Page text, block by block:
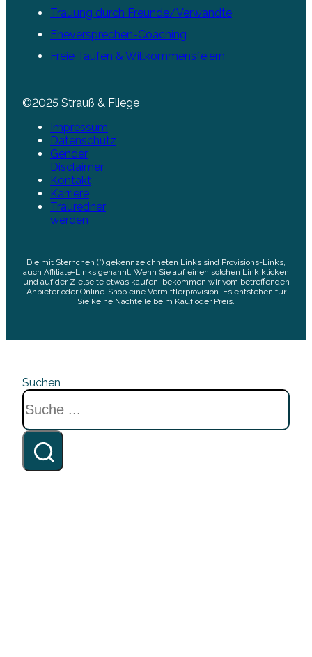
Trauung durch Freunde/Verwandte
Eheversprechen-Coaching
Freie Taufen & Willkommensfeiern
©2025 Strauß & Fliege
Impressum
Datenschutz
Gender
Disclaimer
Kontakt
Karriere
Trauredner
werden
Die mit Sternchen (*) gekennzeichneten Links sind Provisions-Links,
auch Affiliate-Links genannt. Wenn Sie auf einen solchen Link klicken
und auf der Zielseite etwas kaufen, bekommen wir vom betreffenden
Anbieter oder Online-Shop eine Vermittlerprovision. Es entstehen für
Sie keine Nachteile beim Kauf oder Preis.
Suchen